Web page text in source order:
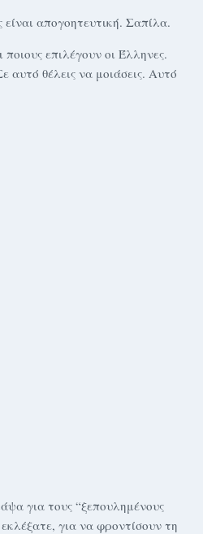
απογοητευτική. Σαπίλα.
επιλέγουν οι Έλληνες.
αυτό θέλεις να μοιάσεις. Αυτό
για τους “ξεπουλημένους
εκλέξατε, για να φροντίσουν τη